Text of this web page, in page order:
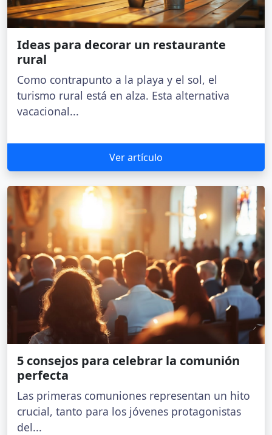
Ideas para decorar un restaurante
rural
Como contrapunto a la playa y el sol, el
turismo rural está en alza. Esta alternativa
vacacional...
Ver artículo
5 consejos para celebrar la comunión
perfecta
Las primeras comuniones representan un hito
crucial, tanto para los jóvenes protagonistas
del...